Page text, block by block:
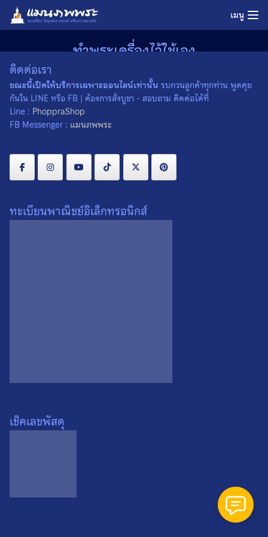
Skip
เมนู
ทำพระเครื่องไว้ใช้เอง
ทำพระเครื่องไว้ใช้เอง
01/09/2022 admin คลังความรู้
ติดต่อเรา
ขณะนี้เปิดให้บริการเฉพาะออนไลน์เท่านั้น รบกวนลูกค้าทุกท่าน พูดคุย
กันใน LINE หรือ FB | ต้องการสั่งบูชา - สอบถาม ติดต่อได้ที่
Line : PhoppraShop
FB Messenger : แมนภพพระ
ทะเบียนพาณิชย์อิเล็กทรอนิกส์
เช็คเลขพัสดุ